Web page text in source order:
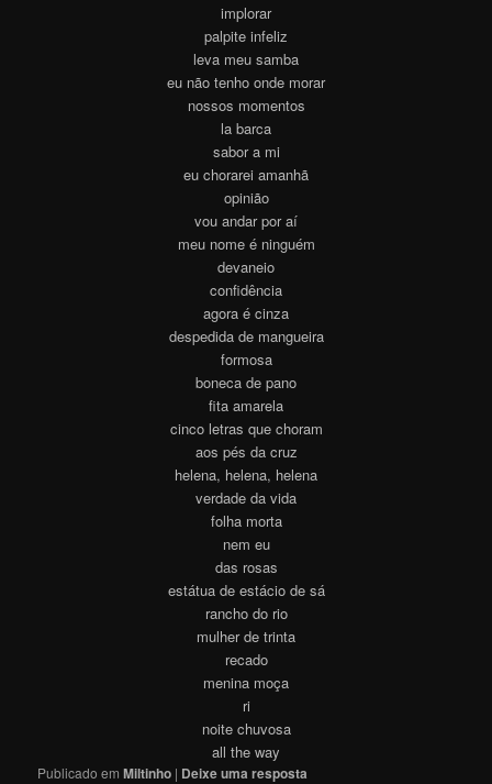
implorar
palpite infeliz
leva meu samba
eu não tenho onde morar
nossos momentos
la barca
sabor a mi
eu chorarei amanhã
opinião
vou andar por aí
meu nome é ninguém
devaneio
confidência
agora é cinza
despedida de mangueira
formosa
boneca de pano
fita amarela
cinco letras que choram
aos pés da cruz
helena, helena, helena
verdade da vida
folha morta
nem eu
das rosas
estátua de estácio de sá
rancho do rio
mulher de trinta
recado
menina moça
ri
noite chuvosa
all the way
Publicado em Miltinho | Deixe uma resposta